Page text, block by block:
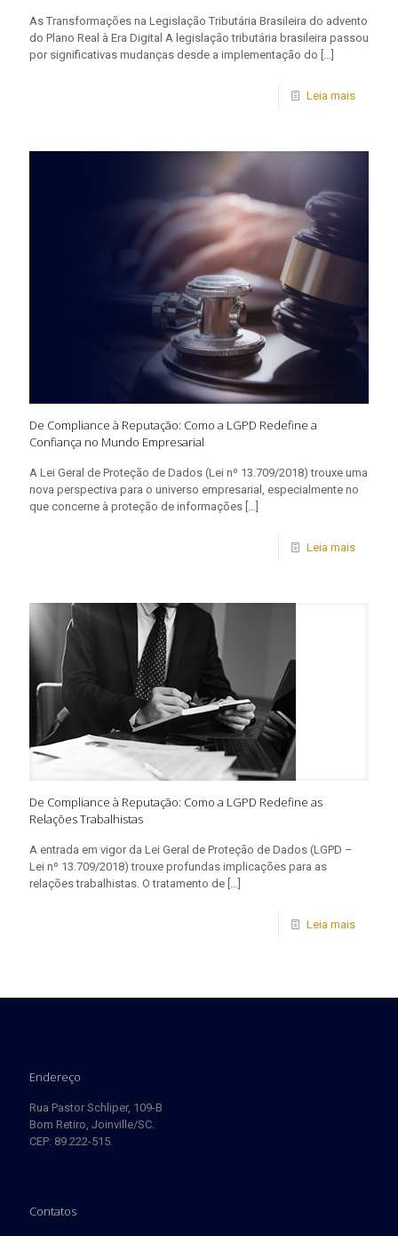
As Transformações na Legislação Tributária Brasileira do advento
do Plano Real à Era Digital A legislação tributária brasileira passou
por significativas mudanças desde a implementação do […]
Leia mais
De Compliance à Reputação: Como a LGPD Redefine a
Confiança no Mundo Empresarial
A Lei Geral de Proteção de Dados (Lei nº 13.709/2018) trouxe uma
nova perspectiva para o universo empresarial, especialmente no
que concerne à proteção de informações
Leia mais
De Compliance à Reputação: Como a LGPD Redefine as
Relações Trabalhistas
A entrada em vigor da Lei Geral de Proteção de Dados (LGPD –
Lei nº 13.709/2018) trouxe profundas implicações para as
relações trabalhistas. O tratamento de
Leia mais
Endereço
Rua Pastor Schliper, 109-B
Bom Retiro, Joinville/SC.
CEP: 89.222-515.
Contatos